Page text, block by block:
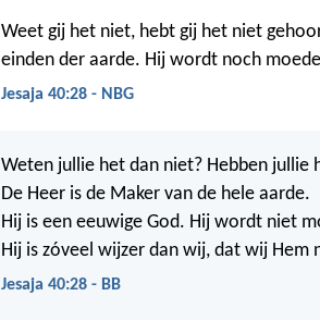
Weet gij het niet, hebt gij het niet
einden der aarde. Hij wordt noch
Jesaja 40:28 - NBG
Weten jullie het dan niet? Hebben jullie
De Heer is de Maker van de hele aarde.
Hij is een eeuwige God. Hij wordt niet
Hij is zóveel wijzer dan wij, dat wij Hem
Jesaja 40:28 - BB